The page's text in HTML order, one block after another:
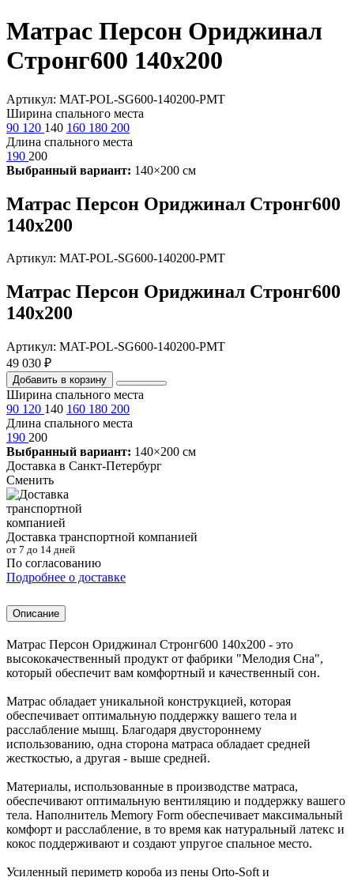
Матрас Персон Ориджинал
Стронг600 140х200
Артикул: MAT-POL-SG600-140200-PMT
Ширина спального места
90 120 140 160 180 200
Длина спального места
190 200
Выбранный вариант: 140×200 см
Матрас Персон Ориджинал Стронг600
140х200
Артикул: MAT-POL-SG600-140200-PMT
Матрас Персон Ориджинал Стронг600
140х200
Артикул: MAT-POL-SG600-140200-PMT
49 030 ₽
Добавить в корзину
Ширина спального места
90 120 140 160 180 200
Длина спального места
190 200
Выбранный вариант: 140×200 см
Доставка в Санкт-Петербург
Сменить
Доставка транспортной компанией
от 7 до 14 дней
По согласованию
Подробнее о доставке
Описание
Матрас Персон Ориджинал Стронг600 140х200 - это
высококачественный продукт от фабрики "Мелодия Сна",
который обеспечит вам комфортный и качественный сон.
Матрас обладает уникальной конструкцией, которая
обеспечивает оптимальную поддержку вашего тела и
расслабление мышц. Благодаря двустороннему
использованию, одна сторона матраса обладает средней
жесткостью, а другая - выше средней.
Материалы, использованные в производстве матраса,
обеспечивают оптимальную вентиляцию и поддержку вашего
тела. Наполнитель Memory Form обеспечивает максимальный
комфорт и расслабление, в то время как натуральный латекс и
кокос поддерживают и создают упругое спальное место.
Усиленный периметр короба из пены Orto-Soft и